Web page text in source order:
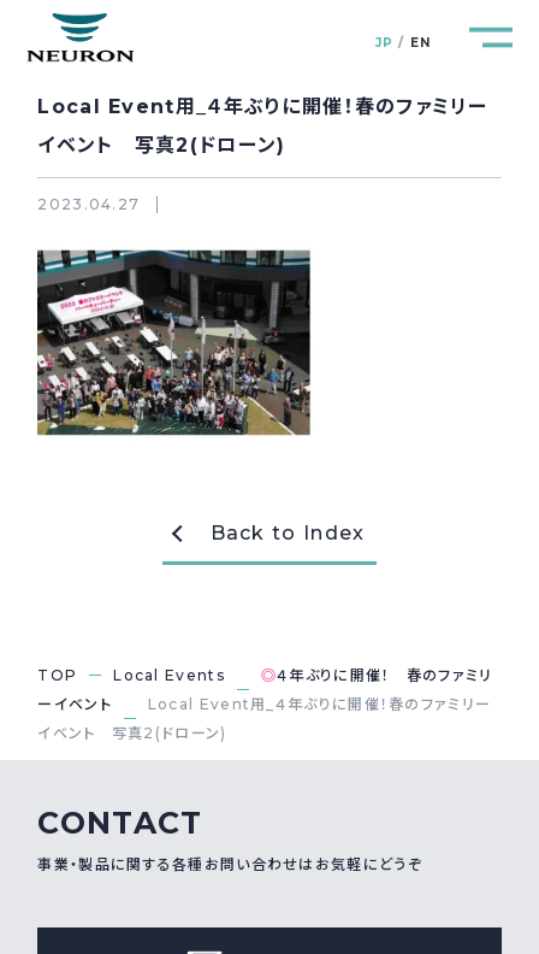
JP EN
企業情報 Company
製品＆サービス Products&Service
お問い合わせ
Local Event用_４年ぶりに開催！春のファミリー
イベント 写真2(ドローン)
2023.04.27
Back to Index
TOP Local Events ◎４年ぶりに開催！ 春のファミリ
ーイベント
Local Event用_４年ぶりに開催！春のファミリー
イベント 写真2(ドローン)
CONTACT
事業・製品に関する各種お問い合わせはお気軽にどうぞ